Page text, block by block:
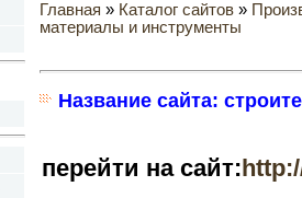
Главная » Каталог сайтов »
материалы и инструменты
Название сайта:
перейти на сайт: